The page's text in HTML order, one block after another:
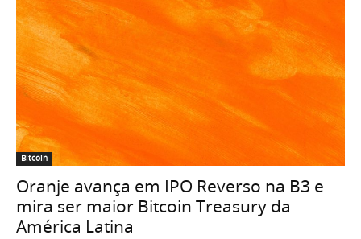
Bitcoin
Oranje avança em IPO Reverso na B3 e
mira ser maior Bitcoin Treasury da
América Latina